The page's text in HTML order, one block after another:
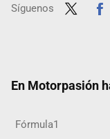
Síguenos
En Motorpasión
Fórmula1